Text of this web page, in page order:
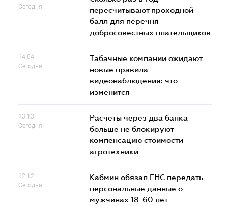
Сегодня
пересчитывают проходной
балл для перечня
добросовестных плательщиков
14.04
Сегодня
Табачные компании ожидают
новые правила
видеонаблюдения: что
изменится
13.13
Сегодня
Расчеты через два банка
больше не блокируют
компенсацию стоимости
агротехники
12.12
Сегодня
Кабмин обязал ГНС передать
персональные данные о
мужчинах 18-60 лет